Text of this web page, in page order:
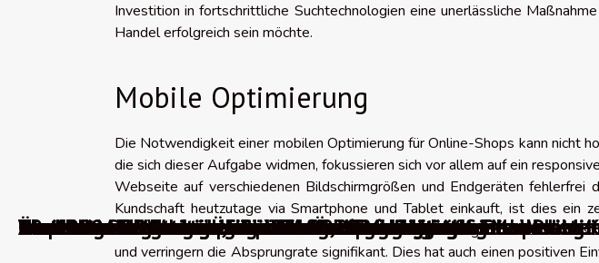
Investition in fortschrittliche Suchtechnologien eine unerlässliche
Handel erfolgreich sein möchte.
Mobile Optimierung
Die Notwendigkeit einer mobilen Optimierung für Online-Shops kann nicht
die sich dieser Aufgabe widmen, fokussieren sich vor allem auf ein
Webseite auf verschiedenen Bildschirmgrößen und Endgeräten
Kundschaft heutzutage via Smartphone und Tablet einkauft, ist dies ein
Commerce-Geschäfts. Schnelle Ladezeiten tragen maßgeblich zur
und verringern die Absprungrate signifikant. Dies hat auch einen positiven
WordPress-Migrationsplugins
Über 100 Punkte zur Überprüfung, um Ihr digitales Marketing
0 wichtige Blogtrends für das Jahr 2026
The best AI video generators in 2026 translates to Die besten
WordPress-Fehler beheben: Wie löst man die häufigsten
Die besten Werkzeuge, um über Änderungen auf einer
Absolute oder relative URLs: Welche Struktur sollte man
Die 10 besten kostenlosen Videokomprimierungstools
10 praktische Werkzeuge zur Auswahl einer guten Farbpalette
Die 10 besten französischen Webhosting-Anbieter
Die besten Werkzeuge für effektive Landingpages
Kostenlose Alternativen für Grafikdesign-Software